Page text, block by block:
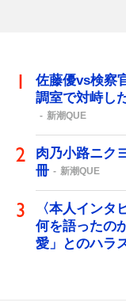
佐藤優vs検察
調室で対峙し
新潮QUE
肉乃小路ニク
冊
新潮QUE
〈本人イン
何を語ったの
愛」とのハラ